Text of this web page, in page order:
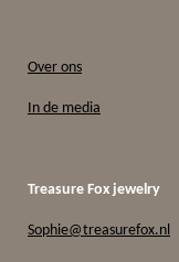
Over ons
In de media
Treasure Fox jewelry
Sophie@treasurefox.nl